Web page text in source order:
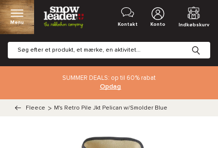
Menu Kontakt Konto Indkøbskurv
SUMMER DEALS: op til 60% rabat
Opdag
Fleece > M's Retro Pile Jkt Pelican w/Smolder Blue